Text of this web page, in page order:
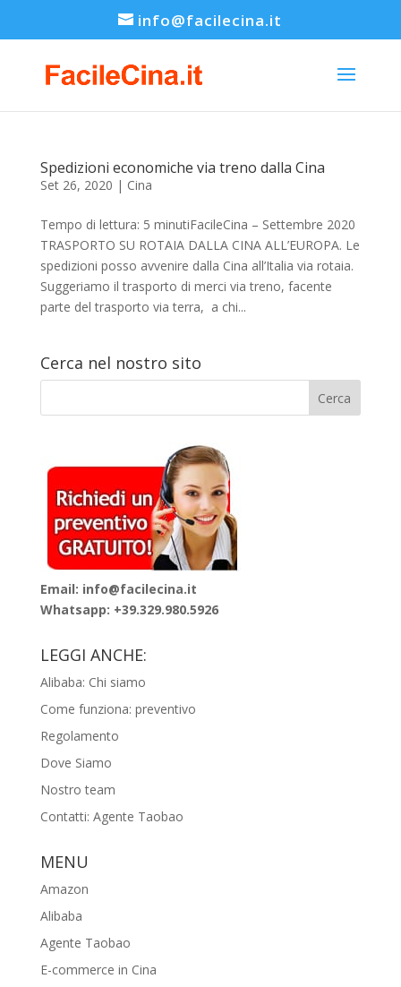
info@facilecina.it
Spedizioni economiche via treno dalla Cina
Set 26, 2020 | Cina
Tempo di lettura: 5 minutiFacileCina – Settembre 2020
TRASPORTO SU ROTAIA DALLA CINA ALL’EUROPA. Le
spedizioni posso avvenire dalla Cina all’Italia via rotaia.
Suggeriamo il trasporto di merci via treno, facente
parte del trasporto via terra, a chi...
Cerca nel nostro sito
Email: info@facilecina.it
Whatsapp: +39.329.980.5926
LEGGI ANCHE:
Alibaba: Chi siamo
Come funziona: preventivo
Regolamento
Dove Siamo
Nostro team
Contatti: Agente Taobao
MENU
Amazon
Alibaba
Agente Taobao
E-commerce in Cina